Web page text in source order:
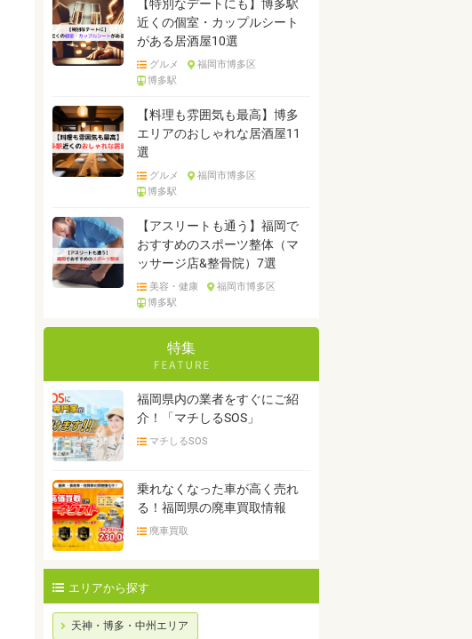
【特別なデートにも】博多駅
近くの個室・カップルシート
がある居酒屋10選
グルメ
福岡市博多区
博多駅
【料理も雰囲気も最高】博多
エリアのおしゃれな居酒屋11
選
グルメ
福岡市博多区
博多駅
【アスリートも通う】福岡で
おすすめのスポーツ整体（マ
ッサージ店&整骨院）7選
美容・健康
福岡市博多区
博多駅
特集
福岡県内の業者をすぐにご紹
介！「マチしるSOS」
マチしるSOS
乗れなくなった車が高く売れ
る！福岡県の廃車買取情報
廃車買取
エリアから探す
天神・博多・中州エリア